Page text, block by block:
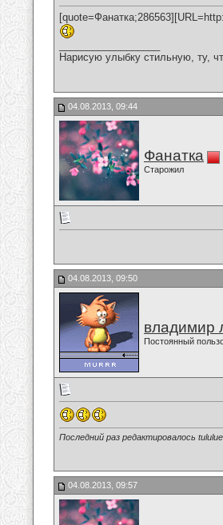
Нарисую улыбку стильную, ту,
04.08.2013, 09:44
Фанатка
Старожил
04.08.2013, 09:50
владимир
Постоянный
Последний раз редактировалось
04.08.2013, 09:57